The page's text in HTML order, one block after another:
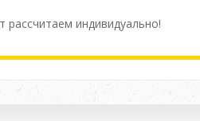
расcчитаем индивидуально!